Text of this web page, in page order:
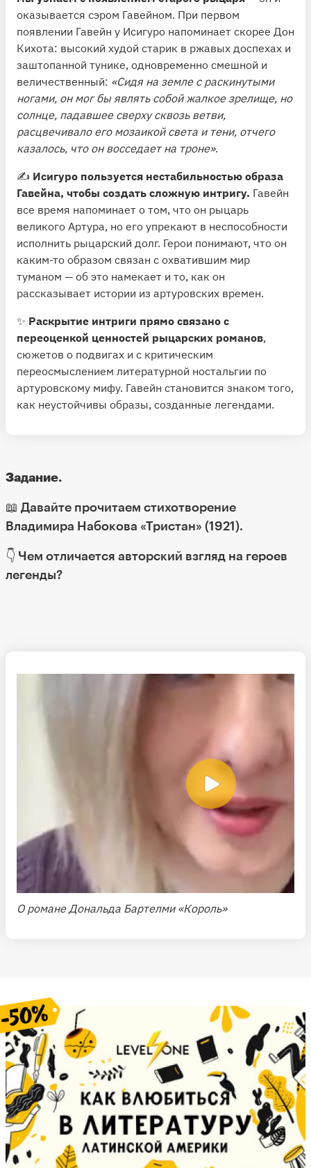
оказывается сэром Гавейном. При первом
появлении Гавейн у Исигуро напоминает скорее Дон
Кихота: высокий худой старик в ржавых доспехах и
заштопанной тунике, одновременно смешной и
величественный: «Сидя на земле с раскинутыми
ногами, он мог бы являть собой жалкое зрелище, но
солнце, падавшее сверху сквозь ветви,
расцвечивало его мозаикой света и тени, отчего
казалось, что он восседает на троне».
✍️ Исигуро пользуется нестабильностью образа
Гавейна, чтобы создать сложную интригу. Гавейн
все время напоминает о том, что он рыцарь
великого Артура, но его упрекают в неспособности
исполнить рыцарский долг. Герои понимают, что он
каким-то образом связан с охватившим мир
туманом — об это намекает и то, как он
рассказывает истории из артуровских времен.
✨ Раскрытие интриги прямо связано с
переоценкой ценностей рыцарских романов,
сюжетов о подвигах и с критическим
переосмыслением литературной ностальгии по
артуровскому мифу. Гавейн становится знаком того,
как неустойчивы образы, созданные легендами.
Задание.
📖 Давайте прочитаем стихотворение
Владимира Набокова «Тристан» (1921).
👇 Чем отличается авторский взгляд на героев
легенды?
О романе Дональда Бартелми «Король»